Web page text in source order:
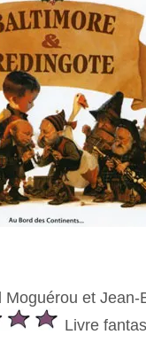
Moguérou et Jean-
Livre